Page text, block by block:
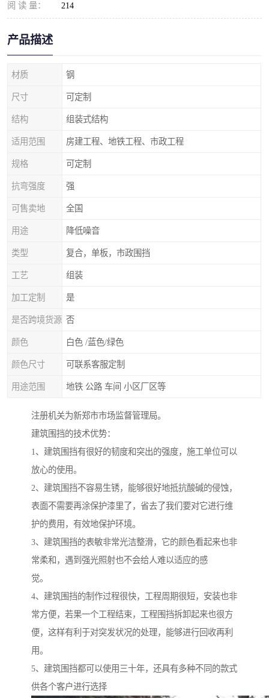
阅 读 量： 214
产品描述
材质 钢
尺寸 可定制
结构 组装式结构
适用范围 房建工程、地铁工程、市政工程
规格 可定制
抗弯强度 强
可售卖地 全国
用途 降低噪音
类型 复合，单板，市政围挡
工艺 组装
加工定制 是
是否跨境货源 否
颜色 白色 /蓝色/绿色
颜色尺寸 可联系客服定制
用途范围 地铁 公路 车间 小区厂区等
注册机关为新郑市市场监督管理局。
建筑围挡的技术优势：
1、建筑围挡有很好的韧度和突出的强度，施工单位可以
放心的使用。
2、建筑围挡不容易生锈，能够很好地抵抗酸碱的侵蚀，
表面不需要再涂保护漆里了，省去了我们要对它进行维
护的费用，有效地保护环境。
3、建筑围挡的表敏非常光洁整滑，它的颜色看起来也非
常柔和，遇到强光照射也不会给人难以适应的感
觉。
4、建筑围挡的制作过程很快，工程周期很短，安装也非
常方便，若果一个工程结束，工程围挡拆卸起来也很方
便，这样有利于对突发状况的处理，能够进行回收再利
用。
5、建筑围挡都可以使用三十年，还具有多种不同的款式
供各个客户进行选择